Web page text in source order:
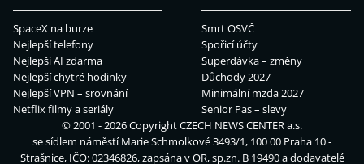
SpaceX na burze
Nejlepší telefony
Nejlepší AI zdarma
Nejlepší chytré hodinky
Nejlepší VPN – srovnání
Netflix filmy a seriály
Smrt OSVČ
Spořicí účty
Superdávka – změny
Důchody 2027
Minimální mzda 2027
Senior Pas – slevy
© 2001 - 2026 CopyrightCZECH NEWS CENTER a.s.
se sídlem náměstí Marie Schmolkové 3493/1, 100 00 Praha 10 -
Strašnice, IČO: 02346826, zapsána v OR, sp.zn. B 19490 a dodavatelé